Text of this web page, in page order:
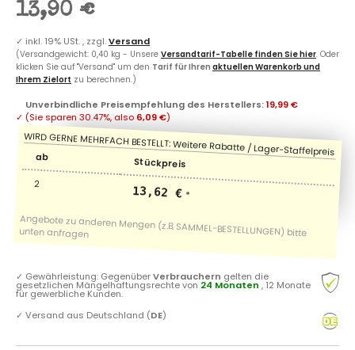
13,90 €
✓ inkl. 19% USt. , zzgl.Versand
(Versandgewicht: 0,40 kg - Unsere Versandtarif-Tabelle finden Sie hier. Oder
klicken Sie auf "Versand" um den Tarif für Ihren aktuellen Warenkorb und
Ihrem Zielort zu berechnen.)
Unverbindliche Preisempfehlung des Herstellers:19,99 €
✓ (Sie sparen 30.47%, also 6,09 €)
ab Stückpreis
2
13,62 € *
✓ Gewährleistung: GegenüberVerbrauchern gelten die
gesetzlichen Mängelhaftungsrechte von 24 Monaten , 12 Monate
für gewerbliche Kunden.
✓ Versand aus Deutschland (DE)